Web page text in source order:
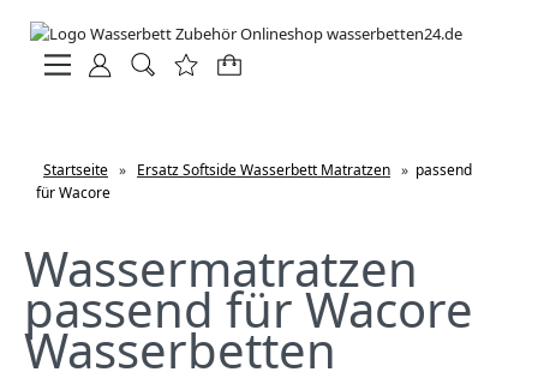
Startseite » Ersatz Softside Wasserbett Matratzen » passend
für Wacore
Wassermatratzen
passend für Wacore
Wasserbetten